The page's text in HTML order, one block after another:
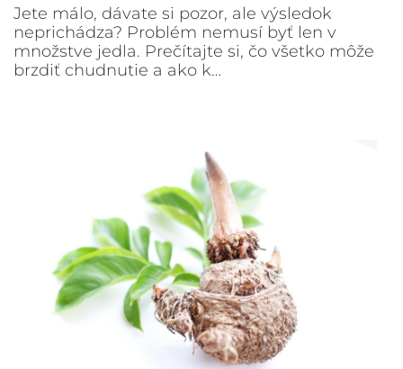
Jete málo, dávate si pozor, ale výsledok
neprichádza? Problém nemusí byť len v
množstve jedla. Prečítajte si, čo všetko môže
brzdiť chudnutie a ako k…